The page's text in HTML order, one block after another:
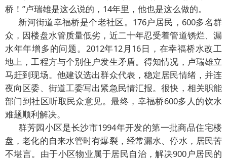
桥！”卢瑞雄是这么说的，14年里，他也是这么做的。
新河街道幸福桥是个老社区。176户居民，600多名群
众，因楼盘水管质量低劣，近二十年忍受着管道锈烂、漏
水年年增多的问题。2012年12月16日，在幸福桥水改工
地上，工程方与个别住户发生矛盾。得知情况，卢瑞雄立
马赶到现场。他建议选出群众代表，稳定居民情绪，并连
夜向区委、街道工委写出紧急民情汇报。很快，相关职能
部门到社区听取民众意见。最终，幸福桥600多人的饮水
难题顺利解决。
群芳园小区是长沙市1994年开发的第一批商品住宅楼
盘，老化的自来水管时有爆裂，经常漏水、停水，居民苦
不堪言。由于小区物业属于居民自治，解决900户居民的